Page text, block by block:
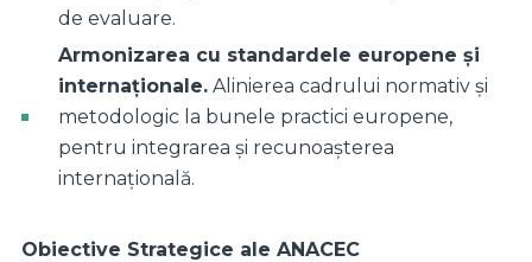
de evaluare.
Armonizarea cu standardele europene și
internaționale. Alinierea cadrului normativ și
metodologic la bunele practici europene,
pentru integrarea și recunoașterea
internațională.
Obiective Strategice ale ANACEC